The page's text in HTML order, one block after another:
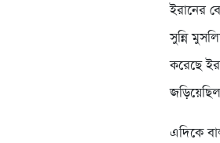
ইরানের
সুন্নি
করেছে
এদিকে